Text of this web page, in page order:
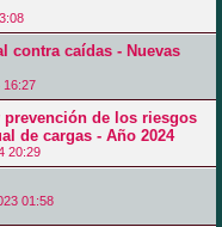
contra caídas - Nuevas
16:27
de los riesgos
de cargas - Año 2024
20:29
01:58